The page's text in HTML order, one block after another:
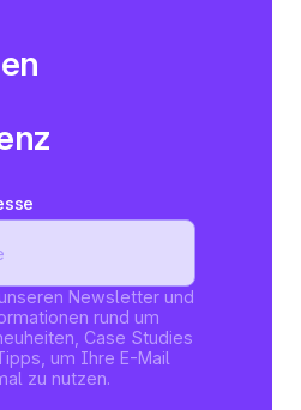
Newsletter und
rund um
Case Studies
um Ihre E-Mail
zu nutzen.